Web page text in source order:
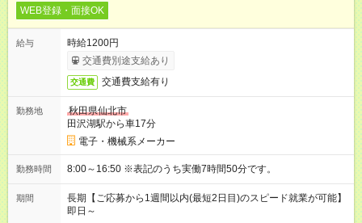
WEB登録・面接OK
給与
時給1200円
交通費別途支給あり
交通費 交通費支給有り
勤務地
秋田県仙北市
田沢湖駅から車17分
電子・機械系メーカー
勤務時間 8:00～16:50 ※表記のうち実働7時間50分です。
期間
長期【ご応募から1週間以内(最短2日目)のスピード就業が可能】
即日～